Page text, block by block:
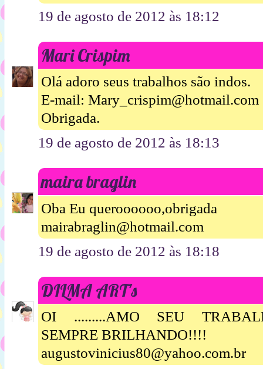
19 de agosto de 2012 às 18:12
Mari Crispim
Olá adoro seus trabalhos são indos.
E-mail: Mary_crispim@hotmail.com
Obrigada.
19 de agosto de 2012 às 18:13
maira braglin
Oba Eu queroooooo,obrigada
mairabraglin@hotmail.com
19 de agosto de 2012 às 18:18
DILMA ART's
OI .........AMO SEU
SEMPRE BRILHANDO!!!!
augustovinicius80@yahoo.com.br